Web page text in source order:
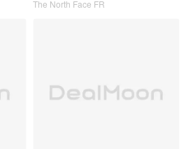
The North Face FR